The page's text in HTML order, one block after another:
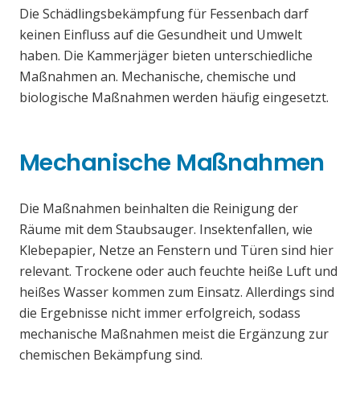
Die Schädlingsbekämpfung für Fessenbach darf
keinen Einfluss auf die Gesundheit und Umwelt
haben. Die Kammerjäger bieten unterschiedliche
Maßnahmen an. Mechanische, chemische und
biologische Maßnahmen werden häufig eingesetzt.
Mechanische Maßnahmen
Die Maßnahmen beinhalten die Reinigung der
Räume mit dem Staubsauger. Insektenfallen, wie
Klebepapier, Netze an Fenstern und Türen sind hier
relevant. Trockene oder auch feuchte heiße Luft und
heißes Wasser kommen zum Einsatz. Allerdings sind
die Ergebnisse nicht immer erfolgreich, sodass
mechanische Maßnahmen meist die Ergänzung zur
chemischen Bekämpfung sind.